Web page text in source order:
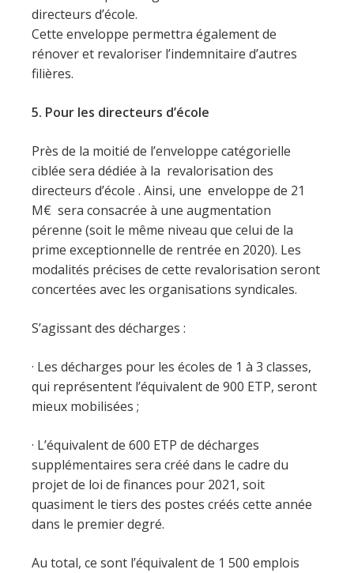
directeurs d’école.
Cette enveloppe permettra également de
rénover et revaloriser l’indemnitaire d’autres
filières.
5. Pour les directeurs d’école
Près de la moitié de l’enveloppe catégorielle
ciblée sera dédiée à la revalorisation des
directeurs d’école . Ainsi, une enveloppe de 21
M€ sera consacrée à une augmentation
pérenne (soit le même niveau que celui de la
prime exceptionnelle de rentrée en 2020). Les
modalités précises de cette revalorisation seront
concertées avec les organisations syndicales.
S’agissant des décharges :
· Les décharges pour les écoles de 1 à 3 classes,
qui représentent l’équivalent de 900 ETP, seront
mieux mobilisées ;
· L’équivalent de 600 ETP de décharges
supplémentaires sera créé dans le cadre du
projet de loi de finances pour 2021, soit
quasiment le tiers des postes créés cette année
dans le premier degré.
Au total, ce sont l’équivalent de 1 500 emplois